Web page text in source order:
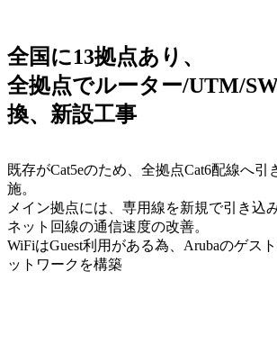
全国に13拠点あり、
全拠点でルーター/UTM/
換、新設工事
既存がCat5eのため、全拠点Cat6配線へ引
施。
メイン拠点には、専用線を新規で引き込
ネット回線の通信速度の改善。
WiFiはGuest利用がある為、Arubaのゲス
ットワークを構築